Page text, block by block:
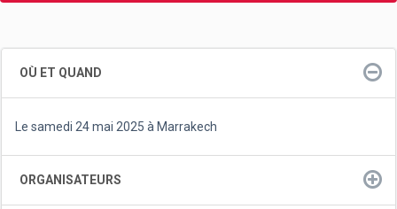
OÙ ET QUAND
Le samedi 24 mai 2025 à Marrakech
ORGANISATEURS